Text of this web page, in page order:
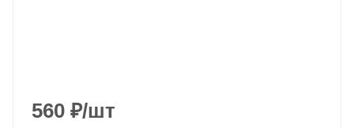
560 ₽/шт